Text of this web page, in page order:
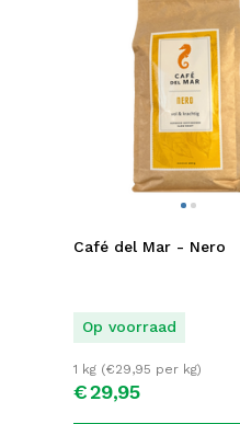
Café del Mar - Nero
Op voorraad
€29,95
1 kg (€29,95 per kg)